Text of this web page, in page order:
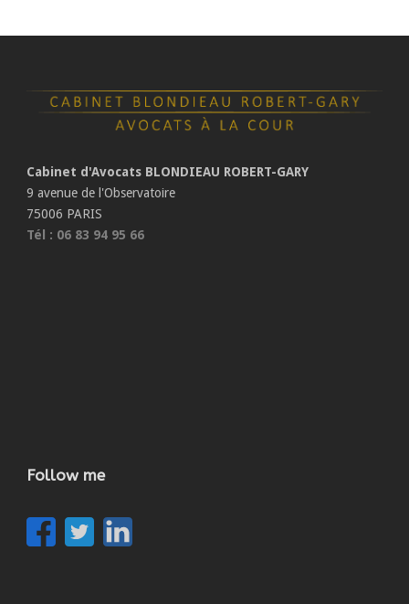
Cabinet d'Avocats BLONDIEAU ROBERT-GARY
9 avenue de l'Observatoire
75006 PARIS
Tél : 06 83 94 95 66
Follow me